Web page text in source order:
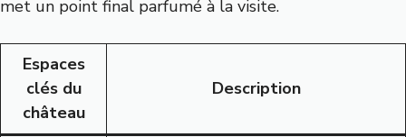
met un point final parfumé à la visite.
Espaces
clés du
château
Description